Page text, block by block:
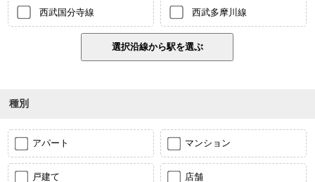
西武国分寺線 西武多摩川線
種別
アパート マンション
戸建て 店舗